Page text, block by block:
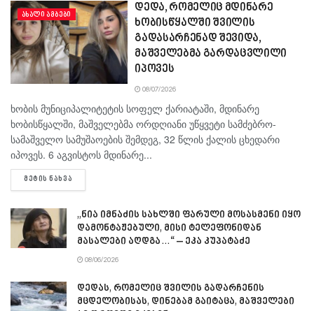
ᲐᲮᲐᲚᲘ ᲐᲛᲑᲔᲑᲘ
დედა, რომელიც მდინარე
ხობისწყალში შვილის
გადასარჩენად შევიდა,
მაშველებმა გარდაცვლილი
იპოვეს
08/07/2026
ხობის მუნიციპალიტეტის სოფელ ქარიატაში, მდინარე
ხობისწყალში, მაშველებმა ორდღიანი უწყვეტი სამძებრო-
სამაშველო სამუშაოების შემდეგ, 32 წლის ქალის ცხედარი
იპოვეს. 6 აგვისტოს მდინარე...
ᲛᲔᲢᲘᲡ ᲜᲐᲮᲕᲐ
„ნია იმნაძის სახლში ფარული მოსასმენი იყო
დამონტაჟებული, მისი ტელეფონიდან
მასალები აღდგა…“ – ეკა კუპატაძე
08/06/2026
დედას, რომელიც შვილის გადარჩენის
მცდელობისას, დინებამ გაიტაცა, მაშველები